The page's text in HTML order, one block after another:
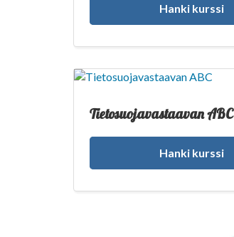
Hanki kurssi
Tietosuojavastaavan ABC
Hanki kurssi